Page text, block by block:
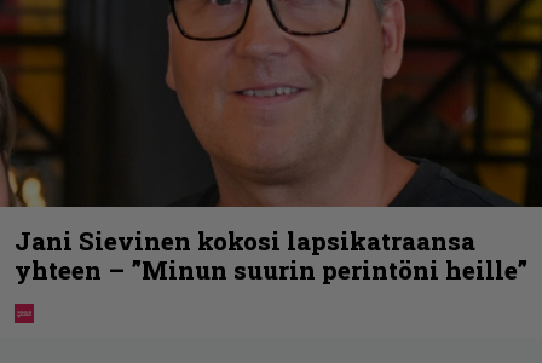
Jani Sievinen kokosi lapsikatraansa
yhteen – ”Minun suurin perintöni heille”